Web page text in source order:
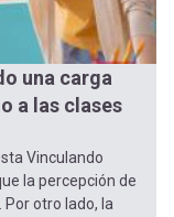
una carga
a las clases
Vinculando
la percepción de
otro lado, la